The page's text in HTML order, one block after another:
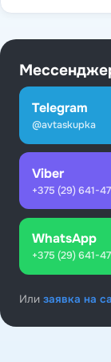
Telegram
@avtaskupka
Viber
+375 (29) 641-
WhatsApp
+375 (29) 641-
Или заявка на